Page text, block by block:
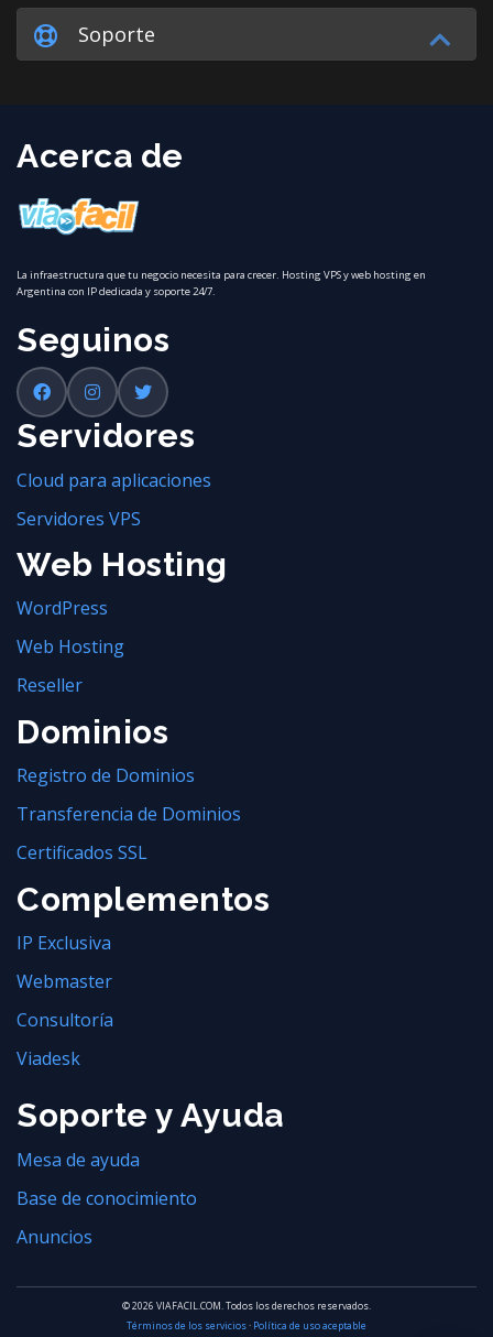
Soporte
Acerca de
La infraestructura que tu negocio necesita para crecer. Hosting VPS y web hosting en
Argentina con IP dedicada y soporte 24/7.
Seguinos
Servidores
Cloud para aplicaciones
Servidores VPS
Web Hosting
WordPress
Web Hosting
Reseller
Dominios
Registro de Dominios
Transferencia de Dominios
Certificados SSL
Complementos
IP Exclusiva
Webmaster
Consultoría
Viadesk
Soporte y Ayuda
Mesa de ayuda
Base de conocimiento
Anuncios
© 2026 VIAFACIL.COM. Todos los derechos reservados.
Términos de los servicios· Política de uso aceptable